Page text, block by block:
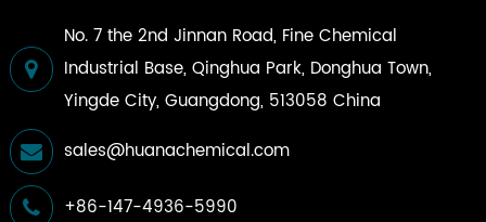
No. 7 the 2nd Jinnan Road, Fine Chemical
Industrial Base, Qinghua Park, Donghua Town,
Yingde City, Guangdong, 513058 China
sales@huanachemical.com
+86-147-4936-5990